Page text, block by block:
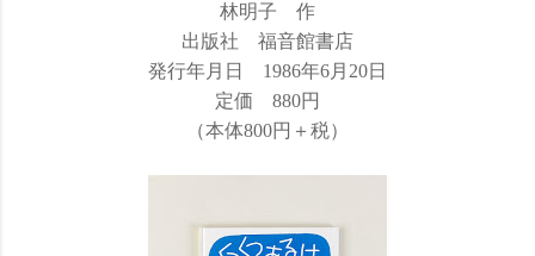
林明子 作
出版社 福音館書店
発行年月日 1986年6月20日
定価 880円
（本体800円＋税）